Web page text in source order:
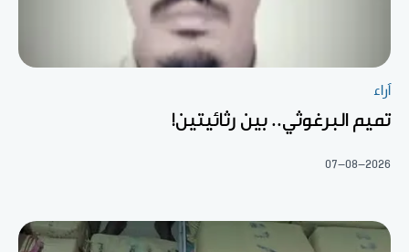
آراء
تميم البرغوثي.. بين رثائيتين!
07-08-2026